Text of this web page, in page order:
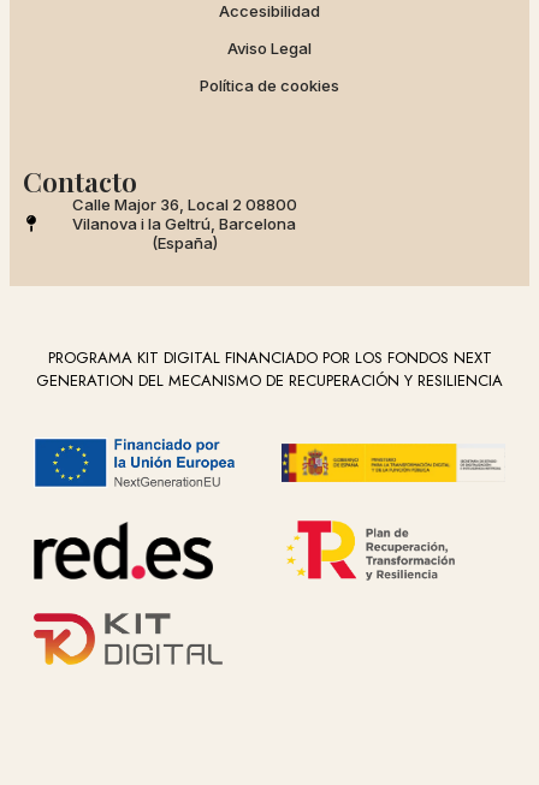
Accesibilidad
Aviso Legal
Política de cookies
Contacto
Calle Major 36, Local 2 08800
Vilanova i la Geltrú, Barcelona
(España)
PROGRAMA KIT DIGITAL FINANCIADO POR LOS FONDOS NEXT
GENERATION DEL MECANISMO DE RECUPERACIÓN Y RESILIENCIA